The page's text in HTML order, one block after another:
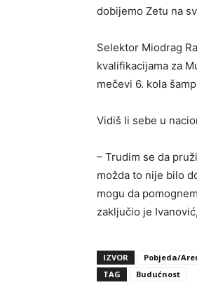
dobijemo Zetu na
Selektor Miodrag
kvalifikacijama za
mečevi 6. kola
Vidiš li sebe u
– Trudim se da
možda to nije bilo
mogu da
zaključio je
IZVOR
Pobjeda/
TAG
Budućnost